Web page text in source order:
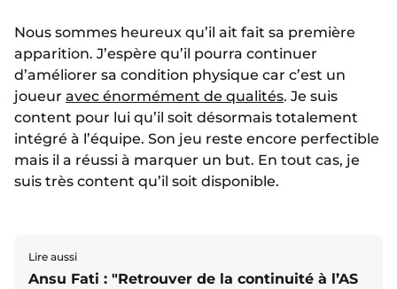
Nous sommes heureux qu’il ait fait sa première
apparition. J’espère qu’il pourra continuer
d’améliorer sa condition physique car c’est un
joueur avec énormément de qualités. Je suis
content pour lui qu’il soit désormais totalement
intégré à l’équipe. Son jeu reste encore perfectible
mais il a réussi à marquer un but. En tout cas, je
suis très content qu’il soit disponible.
Lire aussi
Ansu Fati : "Retrouver de la continuité à l’AS